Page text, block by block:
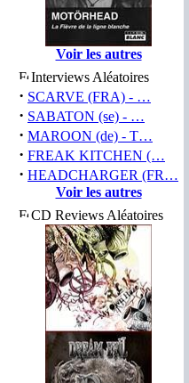
Voir les autres
Interviews Aléatoires
· SCARVE (FRA) - …
· SABATON (se) - …
· MAROON (de) - T…
· FREAK KITCHEN (…
· HEADCHARGER (FR…
Voir les autres
CD Reviews Aléatoires